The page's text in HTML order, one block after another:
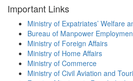
Important Links
Ministry of Expatriates’ Welfare
Bureau of Manpower
Ministry of Foreign Affairs
Ministry of Home Affairs
Ministry of Commerce
Ministry of Civil Aviation and